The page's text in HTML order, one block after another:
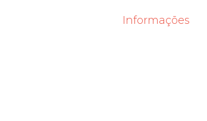
Informações